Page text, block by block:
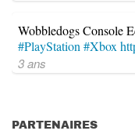
Wobbledogs Console
#PlayStation #Xbox
3 ans
PARTENAIRES